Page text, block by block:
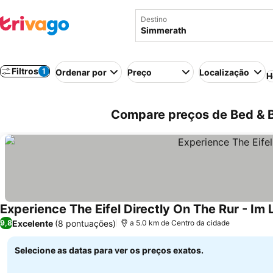
Destino
Filtros 1 Ordenar por Preço Localização
Compare preços de Bed &
Experience The Eifel Directly On The Rur - Im
9,8Excelente (8 pontuações) a 5.0 km de Centro da cidade
Selecione as datas para ver os preços exatos.